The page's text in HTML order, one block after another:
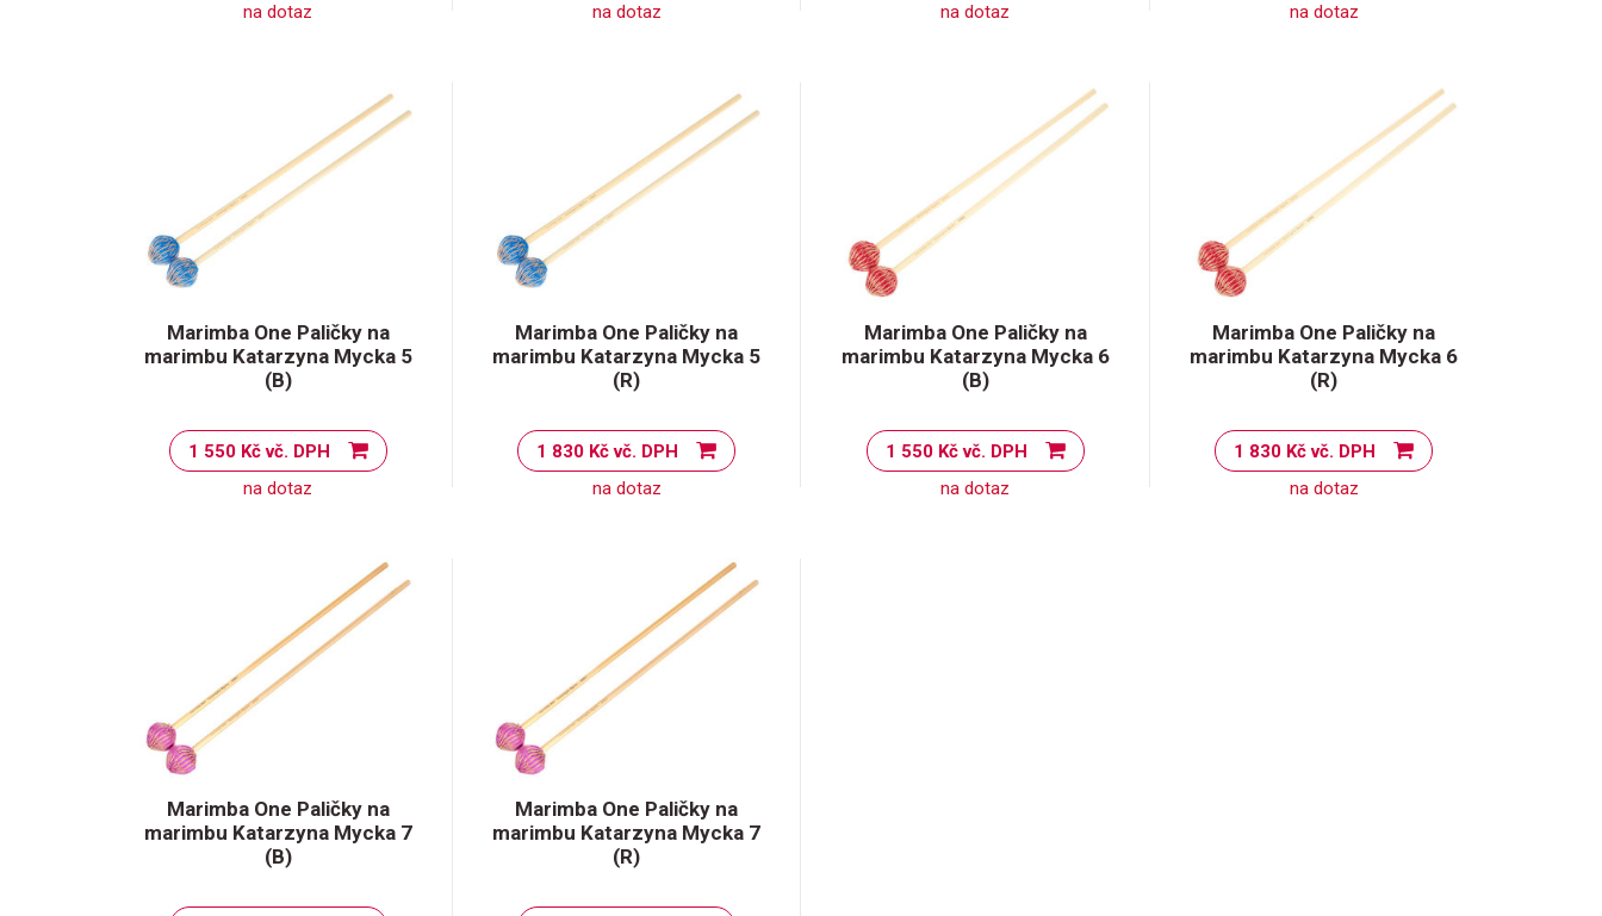
na dotaz
na dotaz
na dotaz
na dotaz
Marimba One Paličky na
marimbu Katarzyna Mycka 5
(B)
1 550 Kč vč. DPH
na dotaz
Marimba One Paličky na
marimbu Katarzyna Mycka 5
(R)
1 830 Kč vč. DPH
na dotaz
Marimba One Paličky na
marimbu Katarzyna Mycka 6
(B)
1 550 Kč vč. DPH
na dotaz
Marimba One Paličky na
marimbu Katarzyna Mycka 6
(R)
1 830 Kč vč. DPH
na dotaz
Marimba One Paličky na
marimbu Katarzyna Mycka 7
(B)
Marimba One Paličky na
marimbu Katarzyna Mycka 7
(R)